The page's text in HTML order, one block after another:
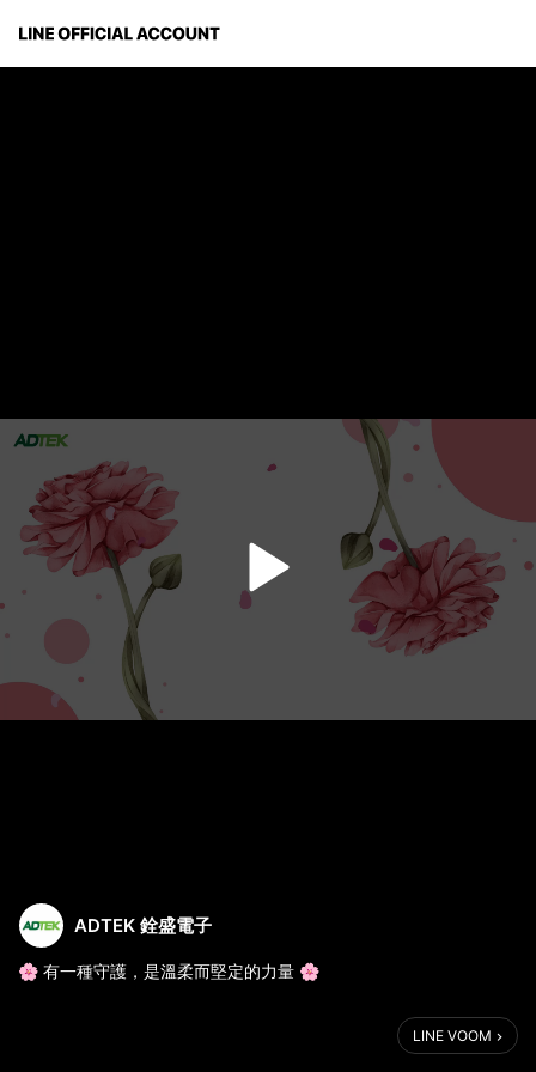
ADTEK 銓盛電子
🌸 有一種守護，是溫柔而堅定的力量 🌸
在家庭中，母親是那股默默運轉、支撐一切的能量； 以細膩與堅
LINE VOOM